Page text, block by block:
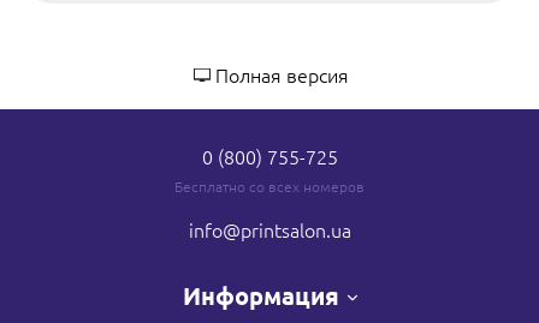
Полная версия
0 (800) 755-725
Бесплатно со всех номеров
info@printsalon.ua
Информация